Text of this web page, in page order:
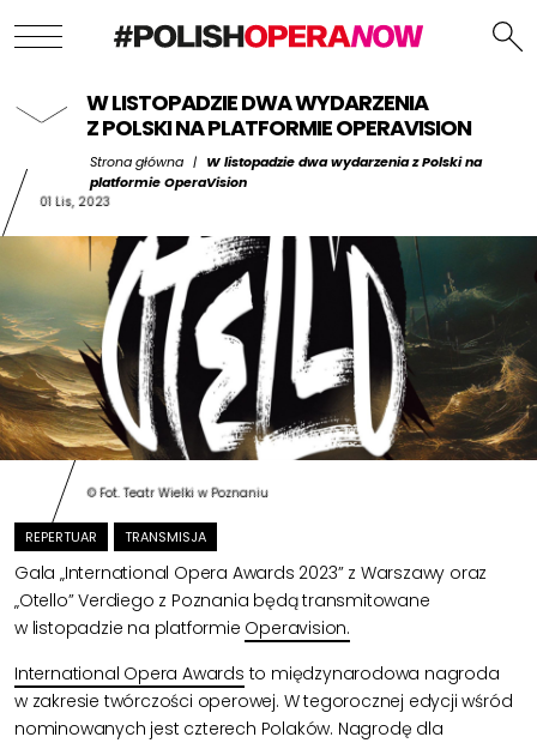
W LISTOPADZIE DWA WYDARZENIA
Z POLSKI NA PLATFORMIE OPERAVISION
Strona główna | W listopadzie dwa wydarzenia z Polski na
platformie OperaVision
01 Lis, 2023
© Fot. Teatr Wielki w Poznaniu
REPERTUAR TRANSMISJA
Gala „International Opera Awards 2023” z Warszawy oraz
„Otello” Verdiego z Poznania będą transmitowane
w listopadzie na platformie Operavision.
International Opera Awards to międzynarodowa nagroda
w zakresie twórczości operowej. W tegorocznej edycji wśród
nominowanych jest czterech Polaków. Nagrodę dla